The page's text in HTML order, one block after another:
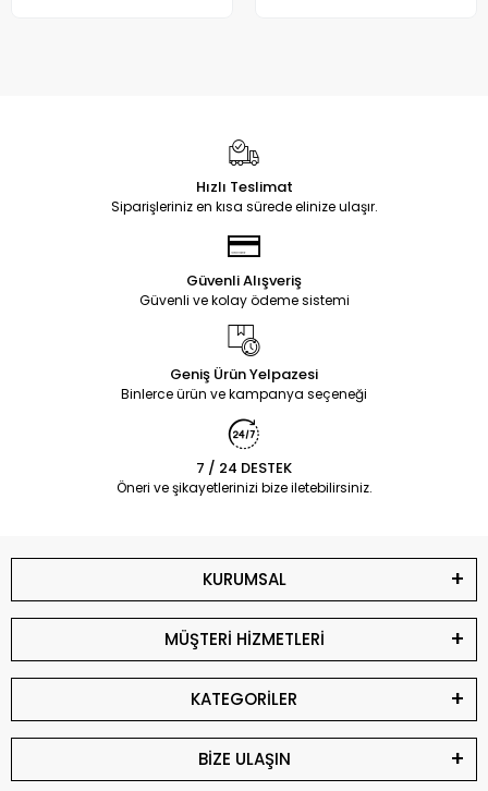
Hızlı Teslimat
Siparişleriniz en kısa sürede elinize ulaşır.
Güvenli Alışveriş
Güvenli ve kolay ödeme sistemi
Geniş Ürün Yelpazesi
Binlerce ürün ve kampanya seçeneği
7 / 24 DESTEK
Öneri ve şikayetlerinizi bize iletebilirsiniz.
KURUMSAL
MÜŞTERİ HİZMETLERİ
KATEGORİLER
BİZE ULAŞIN